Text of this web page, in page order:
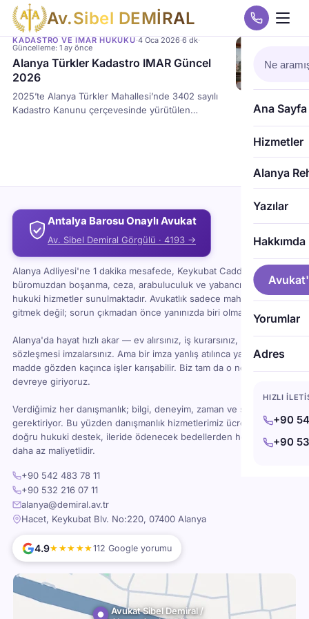
Av.Sibel DEMİRAL
Ana Sayfa
Hizmetler
Alanya
Yazılar
Hakkımda
Yorumlar
Adres
HIZLI
+90
+90
KADASTRO VE İMAR HUKUKU·4 Oca 2026·6 dk·
Güncelleme: 1 ay önce
Alanya Türkler Kadastro IMAR Güncel
2026
2025’te Alanya Türkler Mahallesi’nde 3402 sayılı
Kadastro Kanunu çerçevesinde yürütülen
Antalya Barosu Onaylı Avukat
Av. Sibel Demiral Görgülü · 4193 →
Alanya Adliyesi'ne 1 dakika mesafede, Keykubat Caddesi'ndeki
büromuzdan boşanma, ceza, arabuluculuk ve yabancı uyruklu
hukuki hizmetler sunulmaktadır. Avukatlık sadece mahkemeye
gitmek değil; sorun çıkmadan önce yanınızda biri olması demektir.
Alanya'da hayat hızlı akar — ev alırsınız, iş kurarsınız, kira
sözleşmesi imzalarsınız. Ama bir imza yanlış atılınca ya da bir
madde gözden kaçınca işler karışabilir. Biz tam da o noktada
devreye giriyoruz.
Verdiğimiz her danışmanlık; bilgi, deneyim, zaman ve sorumluluk
gerektiriyor. Bu yüzden danışmanlık hizmetlerimiz ücretlidir — ama
doğru hukuki destek, ileride ödenecek bedellerden her zaman
daha az maliyetlidir.
+90 542 483 78 11
+90 532 216 07 11
alanya@demiral.av.tr
Hacet, Keykubat Blv. No:220, 07400 Alanya
4.9★★★★★112 Google yorumu
Avukat Sibel Demiral /